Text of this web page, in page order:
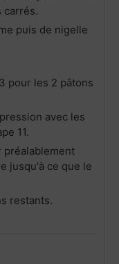
carrés.
puis de nigelle
pour les 2 pâtons
avec les
11.
préalablement
jusqu'à ce que le
restants.